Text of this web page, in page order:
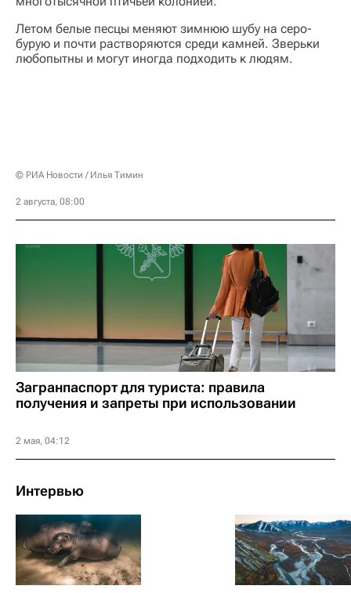
Летом белые песцы меняют зимнюю шубу на серо-
бурую и почти растворяются среди камней. Зверьки
любопытны и могут иногда подходить к людям.
© РИА Новости / Илья Тимин
2 августа, 08:00
Загранпаспорт для туриста: правила
получения и запреты при использовании
2 мая, 04:12
Интервью